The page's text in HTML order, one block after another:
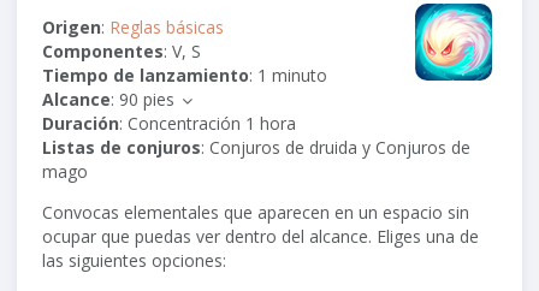
Origen: Reglas básicas
Componentes: V, S
Tiempo de lanzamiento: 1 minuto
Alcance: 90 pies
Duración: Concentración 1 hora
Listas de conjuros: Conjuros de druida y Conjuros de
mago
Convocas elementales que aparecen en un espacio sin
ocupar que puedas ver dentro del alcance. Eliges una de
las siguientes opciones: